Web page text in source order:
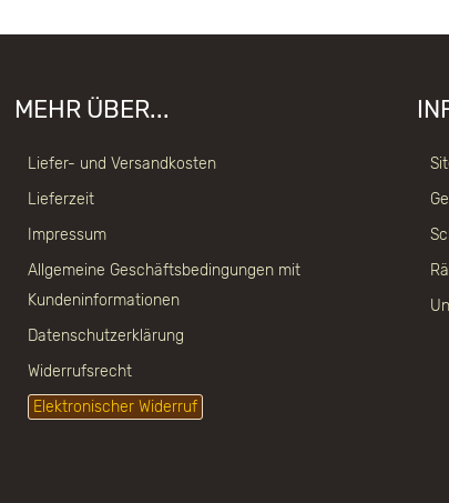
MEHR ÜBER...
Liefer- und Versandkosten
Lieferzeit
Impressum
Allgemeine Geschäftsbedingungen mit
Kundeninformationen
Datenschutzerklärung
Widerrufsrecht
Elektronischer Widerruf